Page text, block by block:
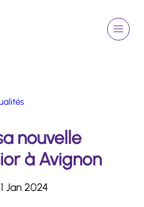
Menu
Rechercher
nouvelle
à Avignon
Jan 2024